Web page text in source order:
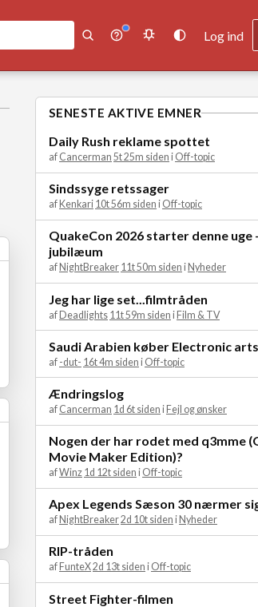
Log ind
SENESTE AKTIVE EMNER
Daily Rush reklame spottet
af Cancerman 5t 25m siden i Off-topic
Sindssyge retssager
af Kenkari 10t 56m siden i Off-topic
QuakeCon 2026 starter denne uge
jubilæum
af NightBreaker 11t 50m siden i Nyheder
Jeg har lige set...filmtråden
afDeadlights 11t 59m siden iFilm & TV
Saudi Arabien køber Electronic arts.
af -dut- 16t 4m siden i Off-topic
Ændringslog
af Cancerman 1d 6t siden i Fejl og ønsker
Nogen der har rodet med q3mme
Movie Maker Edition)?
afWinz 1d 12t siden i Off-topic
Apex Legends Sæson 30 nærmer
af NightBreaker2d 10t siden i Nyheder
RIP-tråden
af FunteX2d 13t siden i Off-topic
Street Fighter-filmen